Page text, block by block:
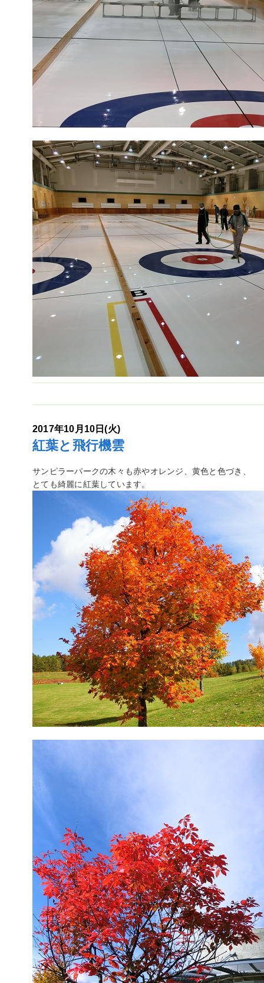
2017年10月10日(火)
紅葉と飛行機雲
サンピラーパークの木々も赤やオレンジ、黄色と色づき、
とても綺麗に紅葉しています。